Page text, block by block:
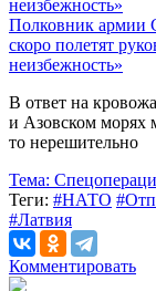
Полковник
скоро полетят
неизбежность»
В ответ на
и Азовском морях
то нерешительно
Тема:
Теги: #НАТО
#Латвия
Комментировать